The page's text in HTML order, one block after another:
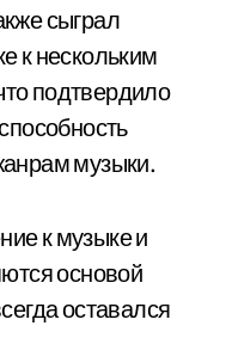
сыграл
к нескольким
подтвердило
музыки.
к музыке и
основой
оставался